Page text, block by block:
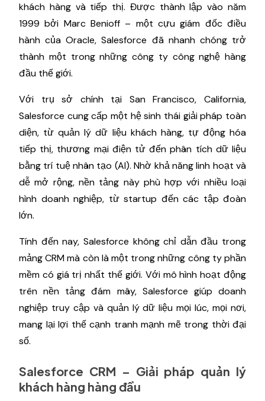
khách hàng và tiếp thị. Được thành lập vào năm
1999 bởi Marc Benioff – một cựu giám đốc điều
hành của Oracle, Salesforce đã nhanh chóng trở
thành một trong những công ty công nghệ hàng
đầu thế giới.
Với trụ sở chính tại San Francisco, California,
Salesforce cung cấp một hệ sinh thái giải pháp toàn
diện, từ quản lý dữ liệu khách hàng, tự động hóa
tiếp thị, thương mại điện tử đến phân tích dữ liệu
bằng trí tuệ nhân tạo (AI). Nhờ khả năng linh hoạt và
dễ mở rộng, nền tảng này phù hợp với nhiều loại
hình doanh nghiệp, từ startup đến các tập đoàn
lớn.
Tính đến nay, Salesforce không chỉ dẫn đầu trong
mảng CRM mà còn là một trong những công ty phần
mềm có giá trị nhất thế giới. Với mô hình hoạt động
trên nền tảng đám mây, Salesforce giúp doanh
nghiệp truy cập và quản lý dữ liệu mọi lúc, mọi nơi,
mang lại lợi thế cạnh tranh mạnh mẽ trong thời đại
số.
Salesforce CRM – Giải pháp quản lý
khách hàng hàng đầu